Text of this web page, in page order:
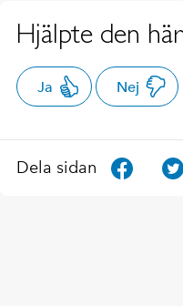
Hjälpte den
Ja Nej
Dela sidan